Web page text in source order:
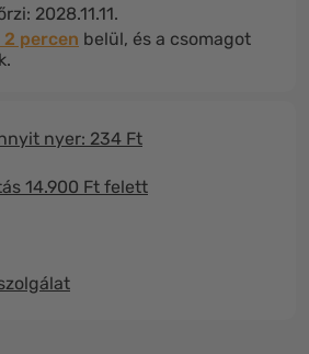
2028.11.11.
2 percen belül, és a csomagot
nyer: 234 Ft
14.900 Ft felett